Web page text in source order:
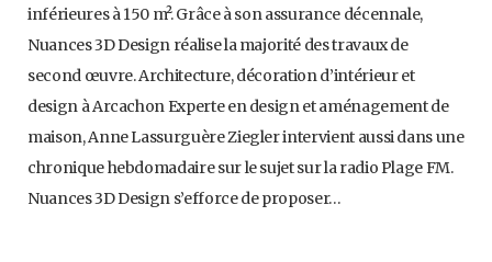
inférieures à 150 m². Grâce à son assurance décennale,
Nuances 3D Design réalise la majorité des travaux de
second œuvre. Architecture, décoration d’intérieur et
design à Arcachon Experte en design et aménagement de
maison, Anne Lassurguère Ziegler intervient aussi dans une
chronique hebdomadaire sur le sujet sur la radio Plage FM.
Nuances 3D Design s’efforce de proposer…